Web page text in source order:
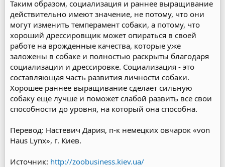
Таким образом, социализация и раннее выращивание
действительно имеют значение, не потому, что они
могут изменить темперамент собаки, а потому, что
хороший дрессировщик может опираться в своей
работе на врожденные качества, которые уже
заложены в собаке и полностью раскрыты благодаря
социализации и дрессировке. Социализация - это
составляющая часть развития личности собаки.
Хорошее раннее выращивание сделает сильную
собаку еще лучше и поможет слабой развить все свои
способности до уровня, на который она способна.
Перевод: Настевич Дария, п-к немецких овчарок «von
Haus Lynx», г. Киев.
Источник: http://zoobusiness.kiev.ua/